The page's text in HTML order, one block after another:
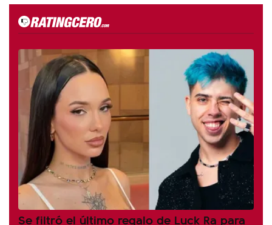
Se filtró el último regalo de Luck Ra para